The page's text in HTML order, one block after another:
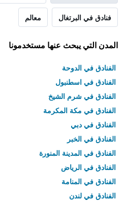
فنادق في البرتغال معالم
المدن التي يبحث عنها مستخدمونا
الفنادق في الدوحة
الفنادق في اسطنبول
الفنادق في شرم الشيخ
الفنادق في مكة المكرمة
الفنادق في دبي
الفنادق في الخبر
الفنادق في المدينة المنورة
الفنادق في الرياض
الفنادق في المنامة
الفنادق في لندن